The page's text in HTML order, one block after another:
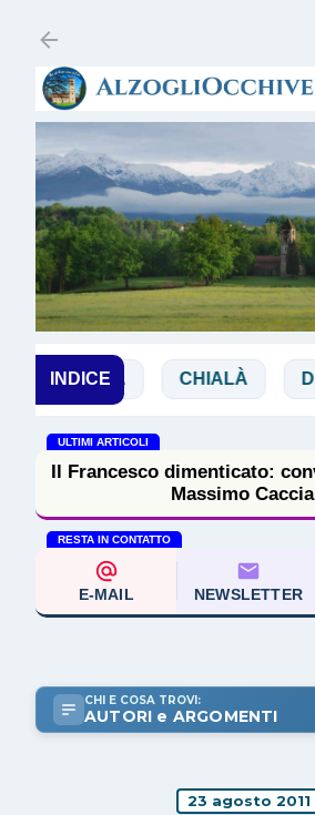
INDICE
BIBBIA CHIALÀ DE
ULTIMI ARTICOLI
Il Francesco dimenticato:
Massimo
RESTA IN CONTATTO
E-MAIL NEWSLETTER
CHI E COSA TROVI:
AUTORI e ARGOMENTI
23 agosto 2011